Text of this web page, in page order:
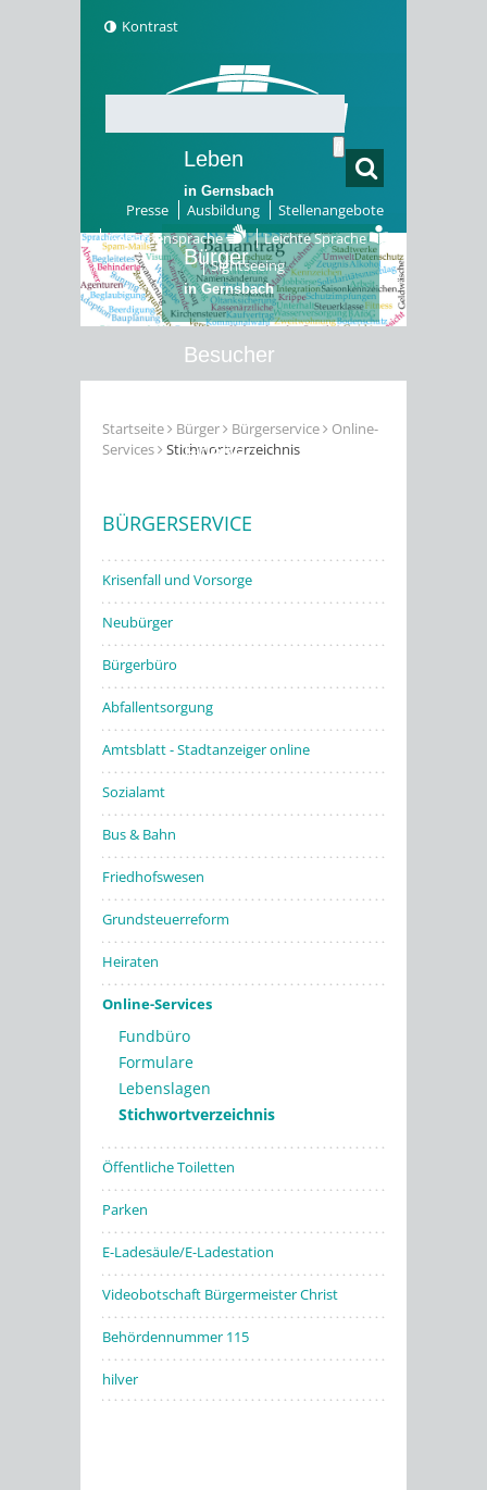
Kontrast
Presse Ausbildung
Stellenangebote
Gebärdensprache
Leichte Sprache
Sightseeing
Leben
in Gernsbach
Bürger
in Gernsbach
Besucher
Erleben
Startseite Bürger Bürgerservice
Online-
Services
Stichwortverzeichnis
BÜRGERSERVICE
Krisenfall und Vorsorge
Neubürger
Bürgerbüro
Abfallentsorgung
Amtsblatt - Stadtanzeiger online
Sozialamt
Bus & Bahn
Friedhofswesen
Grundsteuerreform
Heiraten
Online-Services
Fundbüro
Formulare
Lebenslagen
Stichwortverzeichnis
Öffentliche Toiletten
Parken
E-Ladesäule/E-Ladestation
Videobotschaft Bürgermeister Christ
Behördennummer 115
hilver